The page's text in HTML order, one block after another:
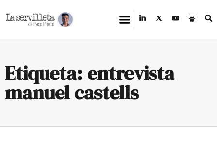
Etiqueta: entrevista
manuel castells